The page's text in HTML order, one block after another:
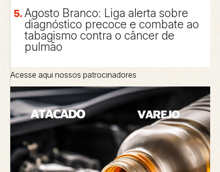
Agosto Branco: Liga alerta sobre
diagnóstico precoce e combate ao
tabagismo contra o câncer de
pulmão
Acesse aqui nossos patrocinadores